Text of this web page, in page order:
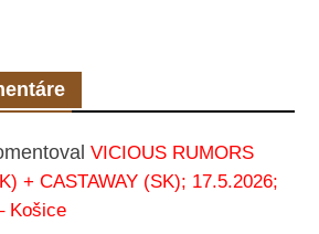
VICIOUS RUMORS
+ CASTAWAY (SK); 17.5.2026;
Košice